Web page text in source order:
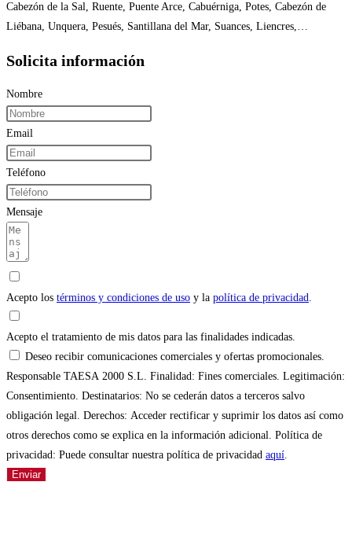
Cabezón de la Sal, Ruente, Puente Arce, Cabuérniga, Potes, Cabezón de
Liébana, Unquera, Pesués, Santillana del Mar, Suances, Liencres,…
Solicita información
Nombre
Email
Teléfono
Mensaje
Acepto los términos y condiciones de uso y la política de privacidad.
Acepto el tratamiento de mis datos para las finalidades indicadas.
Deseo recibir comunicaciones comerciales y ofertas promocionales.
Responsable TAESA 2000 S.L. Finalidad: Fines comerciales. Legitimación:
Consentimiento. Destinatarios: No se cederán datos a terceros salvo
obligación legal. Derechos: Acceder rectificar y suprimir los datos así como
otros derechos como se explica en la información adicional. Política de
privacidad: Puede consultar nuestra política de privacidad aquí.
Enviar